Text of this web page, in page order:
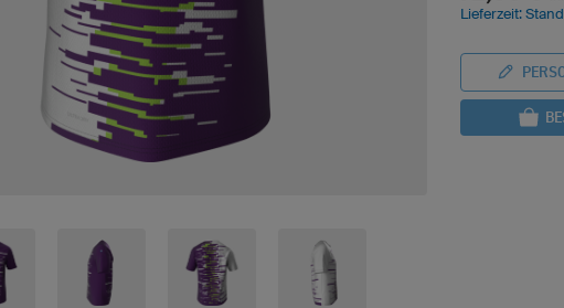
Lieferzeit: